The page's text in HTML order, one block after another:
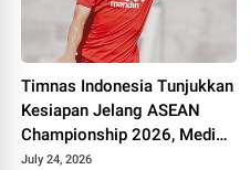
Timnas Indonesia Tunjukkan
Kesiapan Jelang ASEAN
Championship 2026, Media
Vietnam Minta Timnya
July 24, 2026